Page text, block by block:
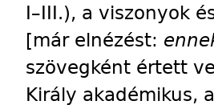
I–III.), a viszonyok
[már elnézést:
szövegként értett
Király akadémikus,